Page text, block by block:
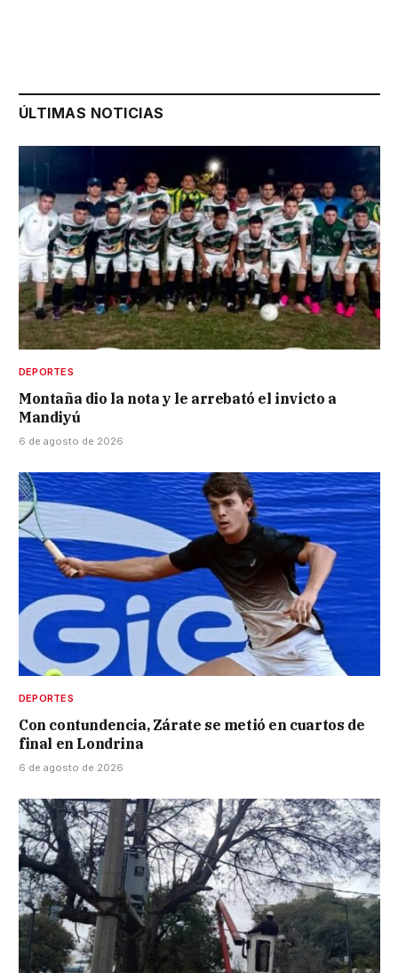
ÚLTIMAS NOTICIAS
DEPORTES
Montaña dio la nota y le arrebató el invicto a
Mandiyú
6 de agosto de 2026
DEPORTES
Con contundencia, Zárate se metió en cuartos de
final en Londrina
6 de agosto de 2026